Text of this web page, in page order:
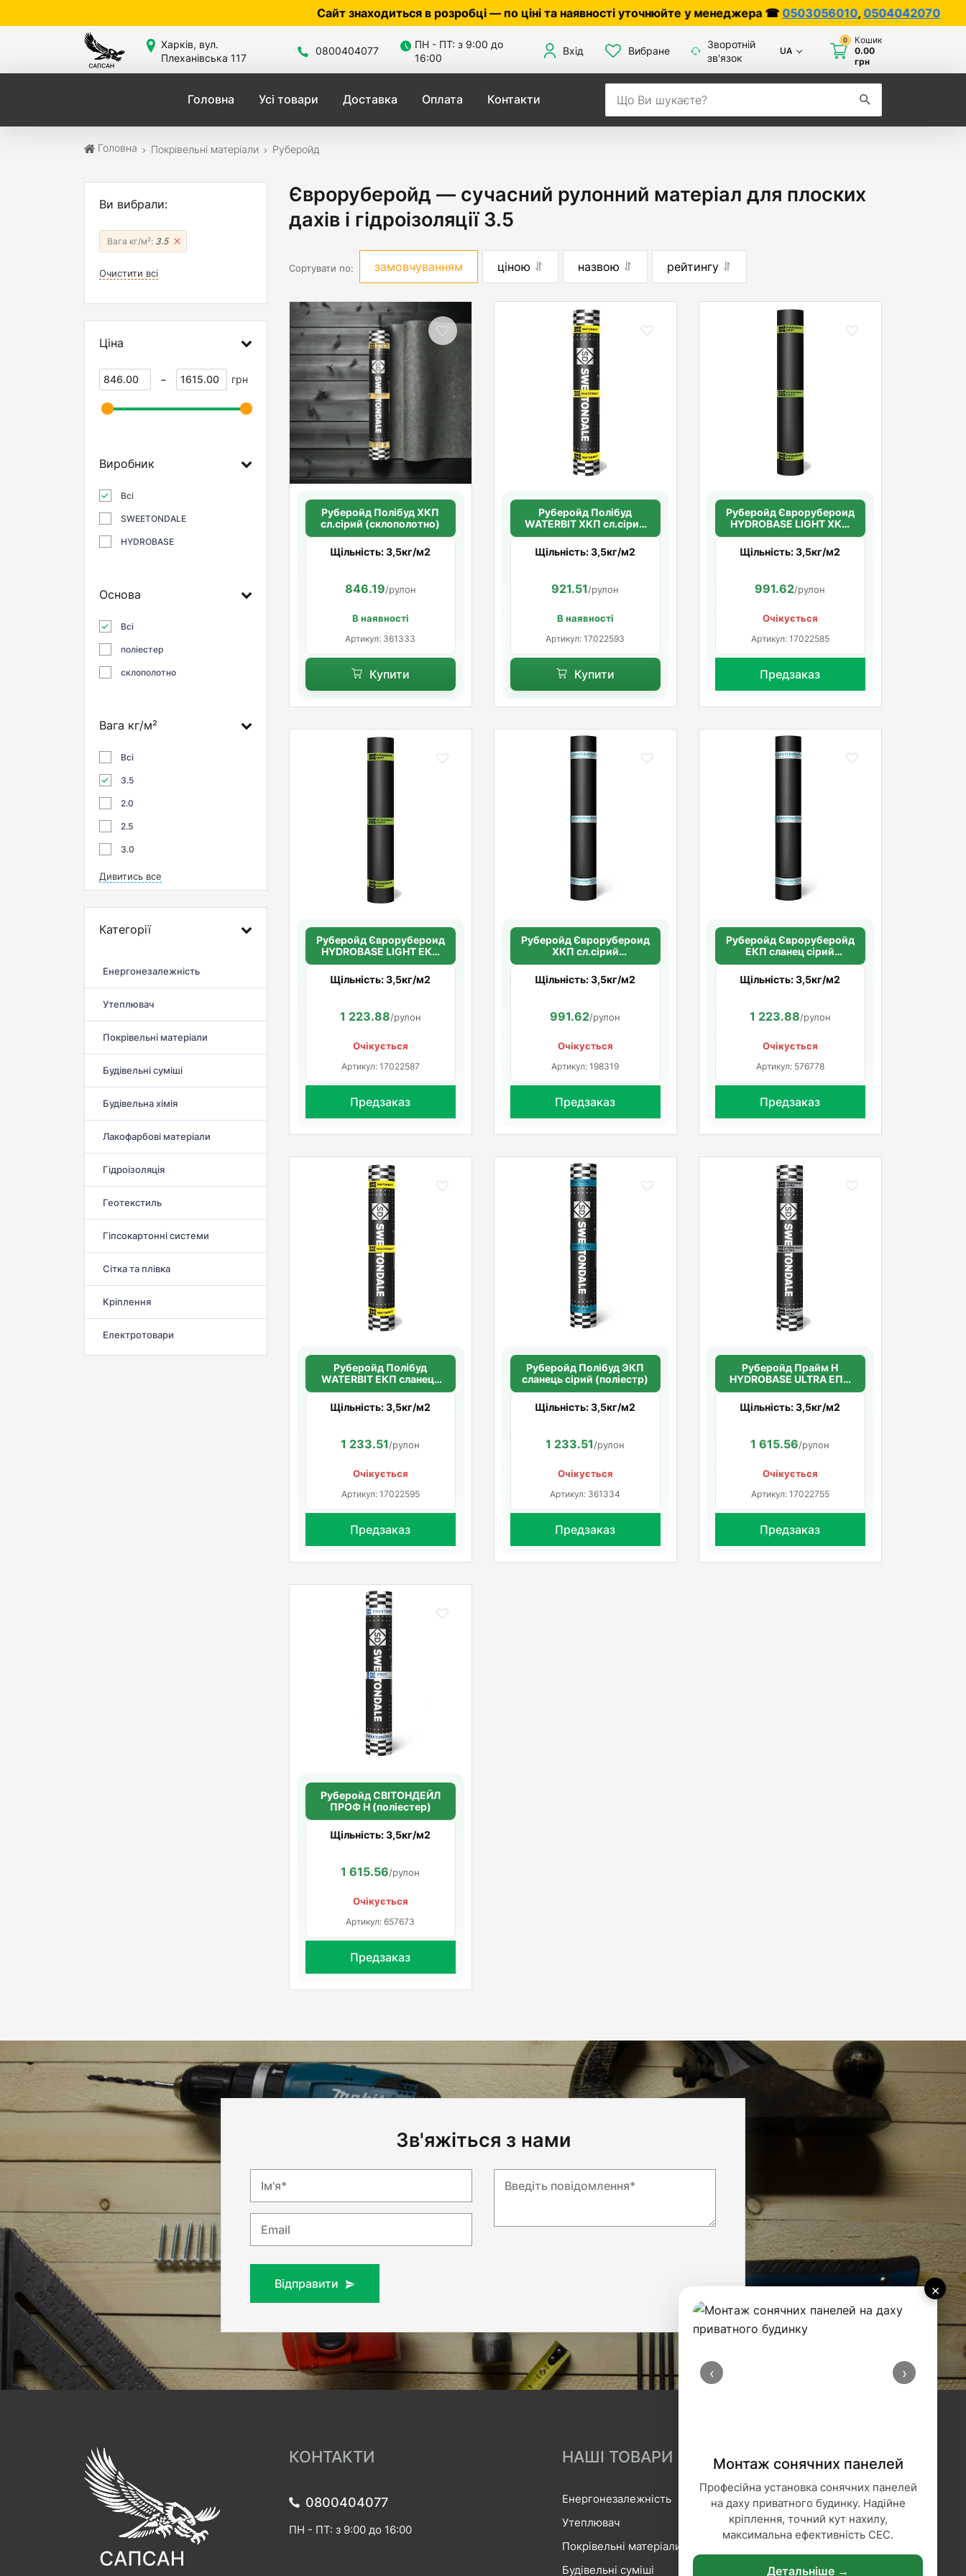
Сайт знаходиться в розробці — по ціні та наявності уточнюйте у менеджера ☎0503056010,0504042070
×
‹ ›
Монтаж сонячних панелей
Професійна установка сонячних панелей
на даху приватного будинку. Надійне
кріплення, точний кут нахилу,
максимальна ефективність СЕС.
Детальніше →
Харків, вул.
Плеханівська 117
0800404077
ПН - ПТ: з 9:00 до
16:00
Вхід Вибране
Зворотній
зв'язок
UA
0
Кошик
0.00
грн
Головна Усі товари Доставка Оплата Контакти
Головна Покрівельні матеріали Руберойд
Ви вибрали:
Вага кг/м²: 3.5
Очистити всі
Ціна
- грн
Виробник
Всі
SWEETONDALE
HYDROBASE
Основа
Всі
поліестер
склополотно
Вага кг/м²
Всі
3.5
2.0
2.5
3.0
Дивитись все
Категорії
Енергонезалежність
Утеплювач
Покрівельні матеріали
Будівельні суміші
Будівельна хімія
Лакофарбові матеріали
Гідроізоляція
Геотекстиль
Гіпсокартонні системи
Сітка та плівка
Кріплення
Електротовари
Євроруберойд — сучасний рулонний матеріал для плоских
дахів і гідроізоляції 3.5
Сортувати по: замовчуванням ціною назвою рейтингу
Руберойд Полiбуд ХКП
сл.сірий (склополотно)
Щільність: 3,5кг/м2
846.19/рулон
В наявності
Артикул: 361333
Купити
Руберойд Полiбуд
WATERBIT ХКП сл.сірий
(склополотно)
Щільність: 3,5кг/м2
921.51/рулон
В наявності
Артикул: 17022593
Купити
Руберойд Єврорубероид
HYDROBASE LIGHT ХКП
сланец сірий
(склополотно)
Щільність: 3,5кг/м2
991.62/рулон
Очікується
Артикул: 17022585
Предзаказ
Руберойд Єврорубероид
HYDROBASE LIGHT ЕКП
сланец сірий (поліестр)
Щільність: 3,5кг/м2
1 223.88/рулон
Очікується
Артикул: 17022587
Предзаказ
Руберойд Єврорубероид
ХКП сл.сірий
(склополотно)
Щільність: 3,5кг/м2
991.62/рулон
Очікується
Артикул: 198319
Предзаказ
Руберойд Євроруберойд
ЕКП сланец сірий
(поліестр)
Щільність: 3,5кг/м2
1 223.88/рулон
Очікується
Артикул: 576778
Предзаказ
Руберойд Полiбуд
WATERBIT ЕКП сланець
сірий (поліестр)
Щільність: 3,5кг/м2
1 233.51/рулон
Очікується
Артикул: 17022595
Предзаказ
Руберойд Полiбуд ЭКП
сланець сірий (поліестр)
Щільність: 3,5кг/м2
1 233.51/рулон
Очікується
Артикул: 361334
Предзаказ
Руберойд Прайм H
HYDROBASE ULTRA ЕПП
(поліестер)
Щільність: 3,5кг/м2
1 615.56/рулон
Очікується
Артикул: 17022755
Предзаказ
Руберойд СВІТОНДЕЙЛ
ПРОФ Н (поліестер)
Щільність: 3,5кг/м2
1 615.56/рулон
Очікується
Артикул: 657673
Предзаказ
Зв'яжіться з нами
Ім'я*
Email
Введіть повідомлення*
Відправити
КОНТАКТИ
0800404077
ПН - ПТ: з 9:00 до 16:00
НАШІ ТОВАРИ
Енергонезалежність
Утеплювач
Покрівельні матеріали
Будівельні суміші
Гідроізоляція
Геотекстиль
Сітка та плівка